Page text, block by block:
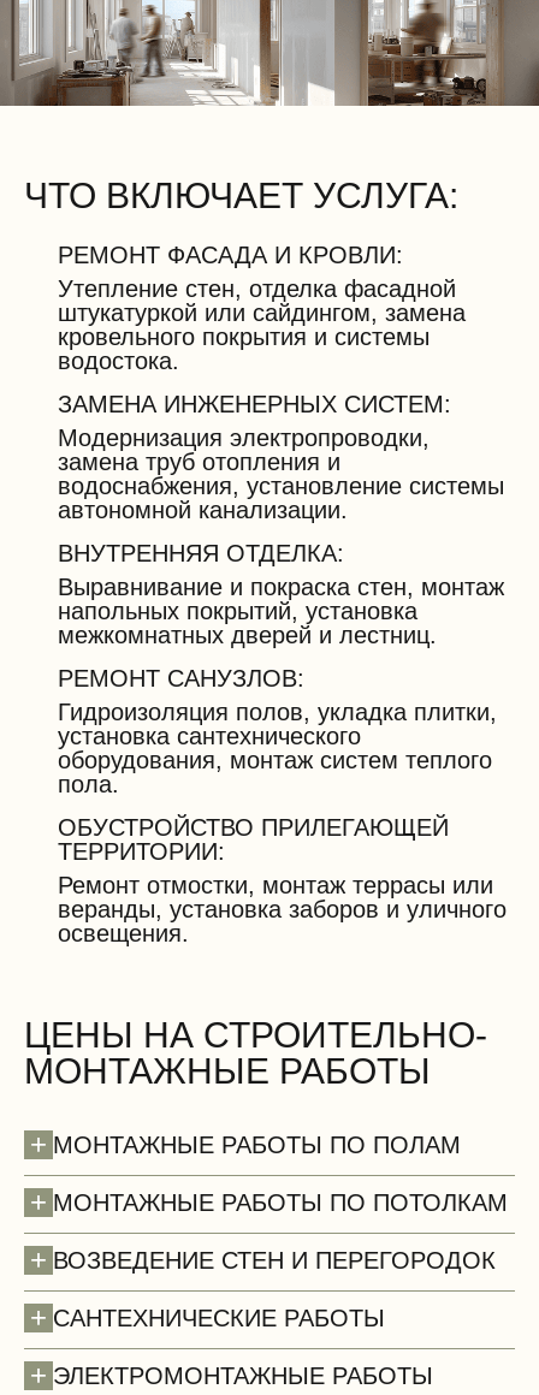
ЧТО ВКЛЮЧАЕТ УСЛУГА:
РЕМОНТ ФАСАДА И КРОВЛИ:
Утепление стен, отделка фасадной
штукатуркой или сайдингом, замена
кровельного покрытия и системы
водостока.
ЗАМЕНА ИНЖЕНЕРНЫХ СИСТЕМ:
Модернизация электропроводки,
замена труб отопления и
водоснабжения, установление системы
автономной канализации.
ВНУТРЕННЯЯ ОТДЕЛКА:
Выравнивание и покраска стен, монтаж
напольных покрытий, установка
межкомнатных дверей и лестниц.
РЕМОНТ САНУЗЛОВ:
Гидроизоляция полов, укладка плитки,
установка сантехнического
оборудования, монтаж систем теплого
пола.
ОБУСТРОЙСТВО ПРИЛЕГАЮЩЕЙ
ТЕРРИТОРИИ:
Ремонт отмостки, монтаж террасы или
веранды, установка заборов и уличного
освещения.
ЦЕНЫ НА СТРОИТЕЛЬНО-
МОНТАЖНЫЕ РАБОТЫ
+ МОНТАЖНЫЕ РАБОТЫ ПО ПОЛАМ
+ МОНТАЖНЫЕ РАБОТЫ ПО ПОТОЛКАМ
+ ВОЗВЕДЕНИЕ СТЕН И ПЕРЕГОРОДОК
+ САНТЕХНИЧЕСКИЕ РАБОТЫ
+ ЭЛЕКТРОМОНТАЖНЫЕ РАБОТЫ